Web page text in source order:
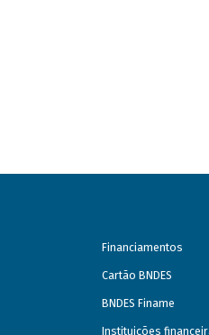
Financiamentos
Cartão BNDES
BNDES Finame
Instituições